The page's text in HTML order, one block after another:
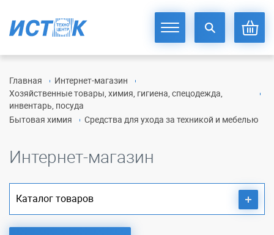
Главная
Интернет-магазин
Хозяйственные товары, химия, гигиена, спецодежда,
инвентарь, посуда
Бытовая химия
Средства для ухода за техникой и мебелью
Интернет-магазин
Каталог товаров